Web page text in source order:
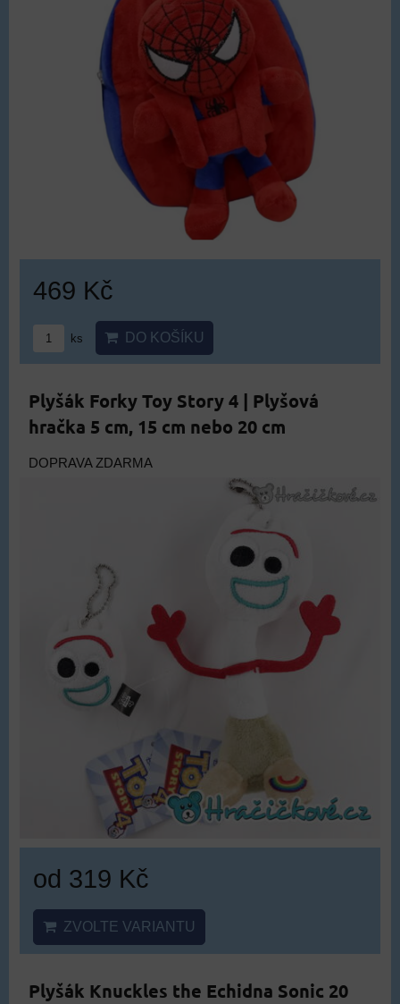
469 Kč
ks DO KOŠÍKU
Plyšák Forky Toy Story 4 | Plyšová
hračka 5 cm, 15 cm nebo 20 cm
DOPRAVA ZDARMA
od 319 Kč
ZVOLTE VARIANTU
Plyšák Knuckles the Echidna Sonic 20